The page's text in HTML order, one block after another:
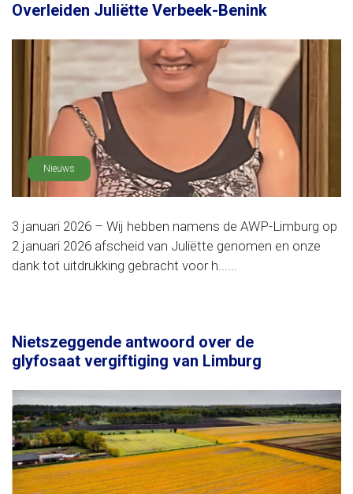
Overleiden Juliëtte Verbeek-Benink
Nieuws
3 januari 2026 – Wij hebben namens de AWP-Limburg op
2 januari 2026 afscheid van Juliëtte genomen en onze
dank tot uitdrukking gebracht voor h......
Nietszeggende antwoord over de
glyfosaat vergiftiging van Limburg